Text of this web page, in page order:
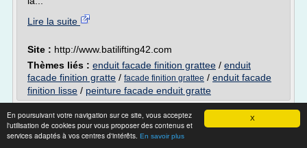
X
En poursuivant votre navigation sur ce site, vous acceptez
l'utilisation de cookies pour vous proposer des contenus et
services adaptés à vos centres d'intérêts. En savoir plus
Lire la suite
Site : http://www.batilifting42.com
Thèmes liés : enduit facade finition grattee / enduit
facade finition gratte / facade finition grattee / enduit facade
finition lisse / peinture facade enduit gratte
Nuancier 48 teintes des enduits de façade
Parexlanko ...